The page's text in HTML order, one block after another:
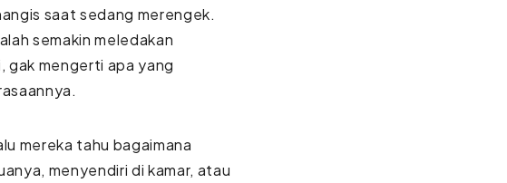
saat sedang merengek.
semakin meledakan
gak mengerti apa yang
mereka tahu bagaimana
menyendiri di kamar, atau